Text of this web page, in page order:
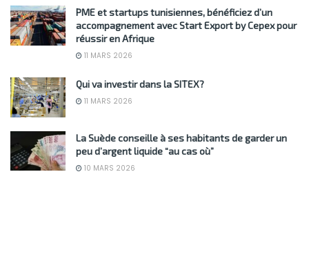
PME et startups tunisiennes, bénéficiez d’un
accompagnement avec Start Export by Cepex pour
réussir en Afrique
11 MARS 2026
Qui va investir dans la SITEX?
11 MARS 2026
La Suède conseille à ses habitants de garder un
peu d’argent liquide “au cas où”
10 MARS 2026